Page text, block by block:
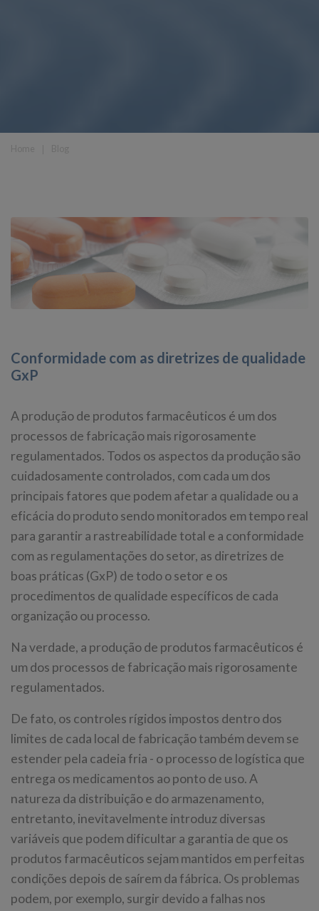
Conformidade com as diretrizes de qualidade
GxP
A produção de produtos farmacêuticos é um dos
processos de fabricação mais rigorosamente
regulamentados. Todos os aspectos da produção são
cuidadosamente controlados, com cada um dos
principais fatores que podem afetar a qualidade ou a
eficácia do produto sendo monitorados em tempo real
para garantir a rastreabilidade total e a conformidade
com as regulamentações do setor, as diretrizes de
boas práticas (GxP) de todo o setor e os
procedimentos de qualidade específicos de cada
organização ou processo.
Na verdade, a produção de produtos farmacêuticos é
um dos processos de fabricação mais rigorosamente
regulamentados.
De fato, os controles rígidos impostos dentro dos
limites de cada local de fabricação também devem se
estender pela cadeia fria - o processo de logística que
entrega os medicamentos ao ponto de uso. A
natureza da distribuição e do armazenamento,
entretanto, inevitavelmente introduz diversas
variáveis que podem dificultar a garantia de que os
produtos farmacêuticos sejam mantidos em perfeitas
condições depois de saírem da fábrica. Os problemas
podem, por exemplo, surgir devido a falhas nos